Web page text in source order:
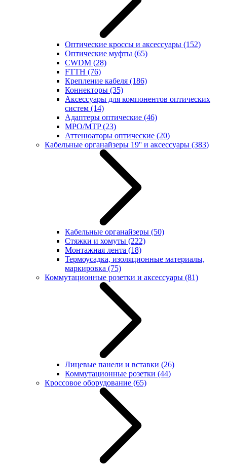
Оптические кроссы и аксессуары (152)
Оптические муфты (65)
CWDM (28)
FTTH (76)
Крепление кабеля (186)
Коннекторы (35)
Аксессуары для компонентов оптических
систем (14)
Адаптеры оптические (46)
MPO/MTP(23)
Аттенюаторы оптические (20)
Кабельные органайзеры 19'' и аксессуары (383)
Кабельные органайзеры (50)
Стяжки и хомуты (222)
Монтажная лента (18)
Термоусадка, изоляционные материалы,
маркировка (75)
Коммутационные розетки и аксессуары (81)
Лицевые панели и вставки (26)
Коммутационные розетки (44)
Кроссовое оборудование (65)